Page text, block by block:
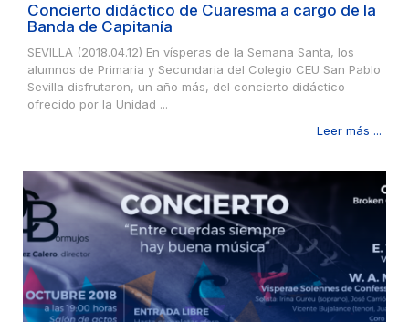
Concierto didáctico de Cuaresma a cargo de la
Banda de Capitanía
SEVILLA (2018.04.12) En vísperas de la Semana Santa, los
alumnos de Primaria y Secundaria del Colegio CEU San Pablo
Sevilla disfrutaron, un año más, del concierto didáctico
ofrecido por la Unidad ...
Leer más ...